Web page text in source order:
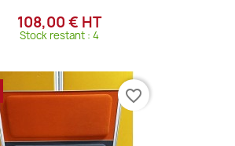
108,00 € HT
Stock restant : 4
favorite_border